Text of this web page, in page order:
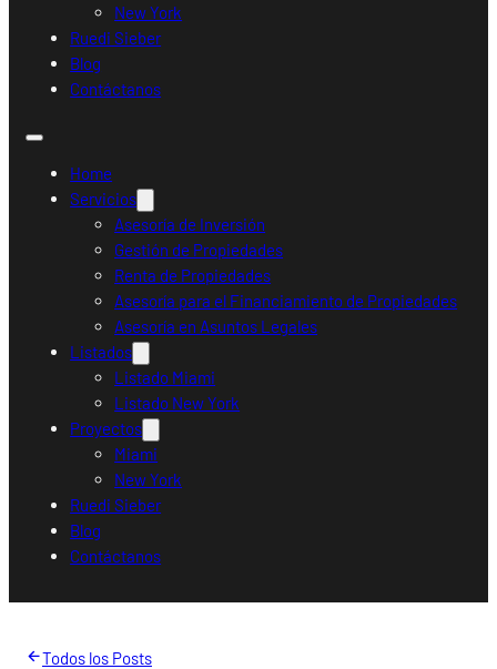
New York
Ruedi Sieber
Blog
Contáctanos
Home
Servicios
Asesoría de Inversión
Gestión de Propiedades
Renta de Propiedades
Asesoría para el Financiamiento de Propiedades
Asesoría en Asuntos Legales
Listados
Listado Miami
Listado New York
Proyectos
Miami
New York
Ruedi Sieber
Blog
Contáctanos
Todos los Posts